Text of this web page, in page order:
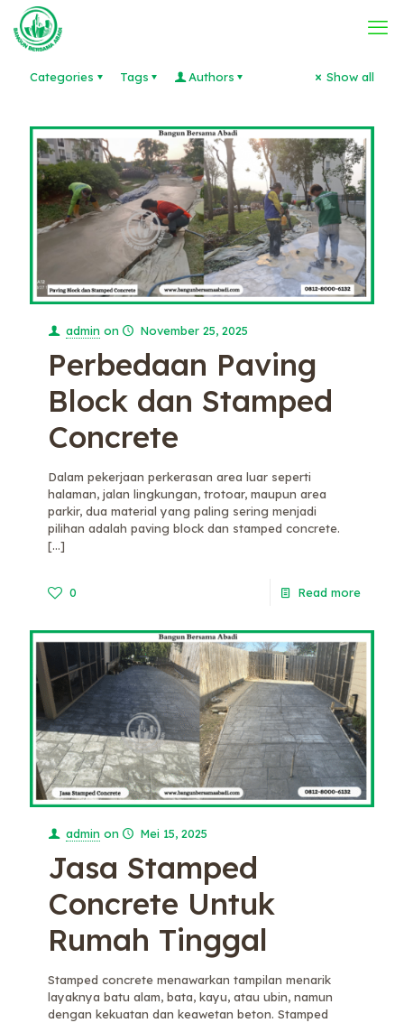
Categories Tags Authors Show all
admin on November 25, 2025
Perbedaan Paving
Block dan Stamped
Concrete
Dalam pekerjaan perkerasan area luar seperti
halaman, jalan lingkungan, trotoar, maupun area
parkir, dua material yang paling sering menjadi
pilihan adalah paving block dan stamped concrete.
[…]
0 Read more
admin on Mei 15, 2025
Jasa Stamped
Concrete Untuk
Rumah Tinggal
Stamped concrete menawarkan tampilan menarik
layaknya batu alam, bata, kayu, atau ubin, namun
dengan kekuatan dan keawetan beton. Stamped